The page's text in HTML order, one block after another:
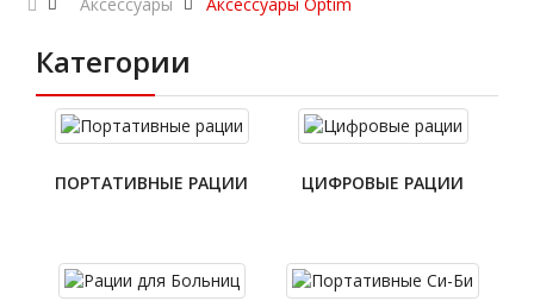
Категории
ПОРТАТИВНЫЕ РАЦИИ ЦИФРОВЫЕ РАЦИИ